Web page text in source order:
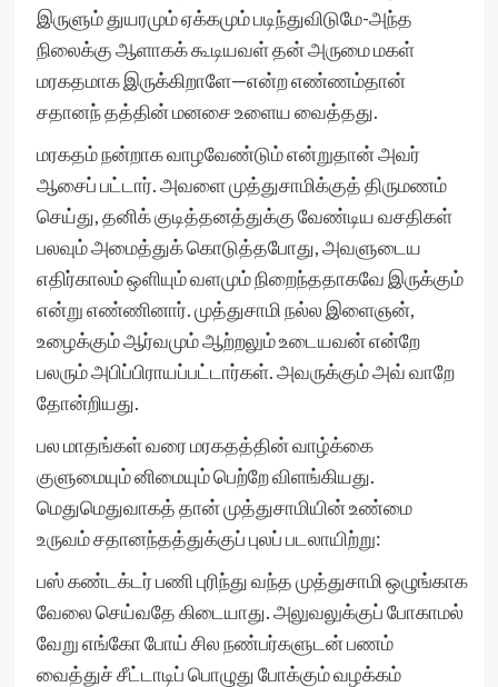
இருளும் துயரமும் ஏக்கமும் படிந்துவிடுமே-அந்த
நிலைக்கு ஆளாகக் கூடியவள் தன் அருமை மகள்
மரகதமாக இருக்கிறாளே—என்ற எண்ணம்தான்
சதானந் தத்தின் மனசை உளைய வைத்தது.
மரகதம் நன்றாக வாழவேண்டும் என்றுதான் அவர்
ஆசைப் பட்டார். அவளை முத்துசாமிக்குத் திருமணம்
செய்து, தனிக் குடித்தனத்துக்கு வேண்டிய வசதிகள்
பலவும் அமைத்துக் கொடுத்தபோது, அவளுடைய
எதிர்காலம் ஒளியும் வளமும் நிறைந்ததாகவே இருக்கும்
என்று எண்ணினார். முத்துசாமி நல்ல இளைஞன்,
உழைக்கும் ஆர்வமும் ஆற்றலும் உடையவன் என்றே
பலரும் அபிப்பிராயப்பட்டார்கள். அவருக்கும் அவ் வாறே
தோன்றியது.
பல மாதங்கள் வரை மரகதத்தின் வாழ்க்கை
குளுமையும் னிமையும் பெற்றே விளங்கியது.
மெதுமெதுவாகத் தான் முத்துசாமியின் உண்மை
உருவம் சதானந்தத்துக்குப் புலப் படலாயிற்று:
பஸ் கண்டக்டர் பணி புரிந்து வந்த முத்துசாமி ஒழுங்காக
வேலை செய்வதே கிடையாது. அலுவலுக்குப் போகாமல்
வேறு எங்கோ போய் சில நண்பர்களுடன் பணம்
வைத்துச் சீட்டாடிப் பொழுது போக்கும் வழக்கம்